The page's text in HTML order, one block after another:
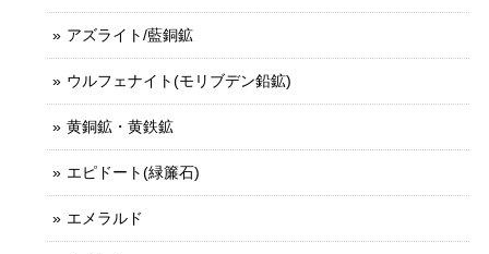
アズライト/藍銅鉱
ウルフェナイト(モリブデン鉛鉱)
黄銅鉱・黄鉄鉱
エピドート(緑簾石)
エメラルド